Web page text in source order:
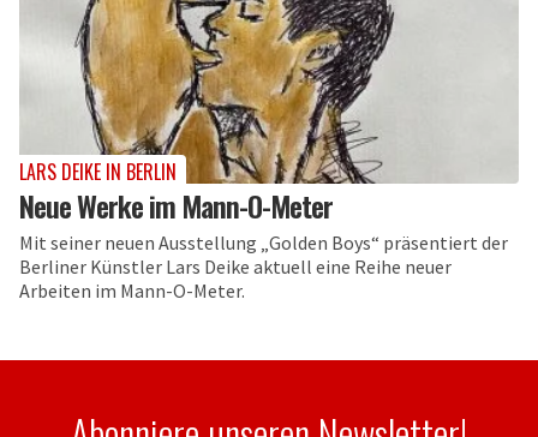
LARS DEIKE IN BERLIN
Neue Werke im Mann-O-Meter
Mit seiner neuen Ausstellung „Golden Boys“ präsentiert der
Berliner Künstler Lars Deike aktuell eine Reihe neuer
Arbeiten im Mann-O-Meter.